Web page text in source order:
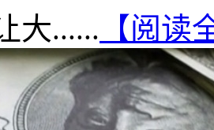
大...... 【阅读